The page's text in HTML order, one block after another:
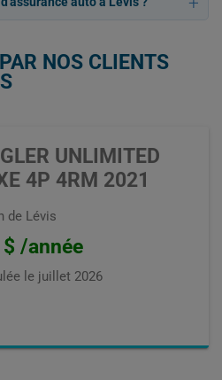
NOS CLIENTS
UNLIMITED
4P 4RM 2021
de Lévis
/année
le juillet 2026